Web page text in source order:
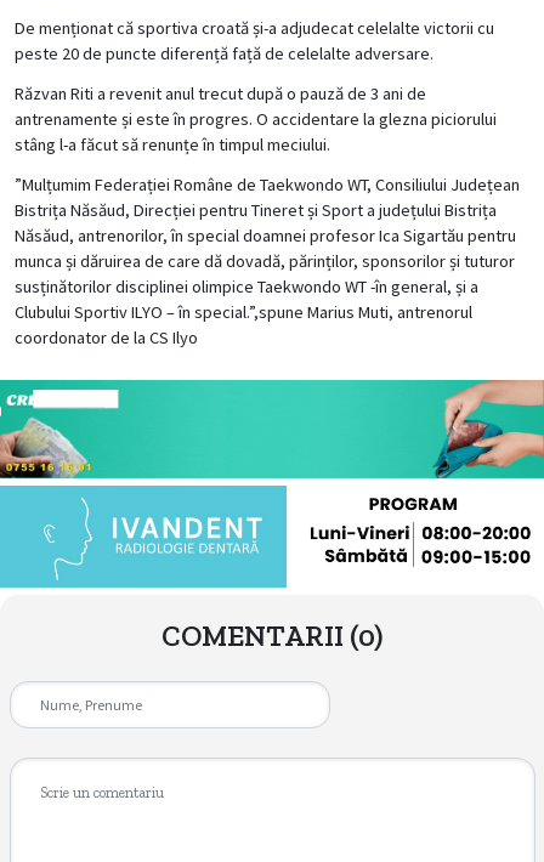
De menționat că sportiva croată și-a adjudecat celelalte victorii cu
peste 20 de puncte diferență față de celelalte adversare.
Răzvan Riti a revenit anul trecut după o pauză de 3 ani de
antrenamente și este în progres. O accidentare la glezna piciorului
stâng l-a făcut să renunțe în timpul meciului.
”Mulțumim Federației Române de Taekwondo WT, Consiliului Județean
Bistrița Năsăud, Direcției pentru Tineret și Sport a județului Bistrița
Năsăud, antrenorilor, în special doamnei profesor Ica Sigartău pentru
munca și dăruirea de care dă dovadă, părinților, sponsorilor și tuturor
susținătorilor disciplinei olimpice Taekwondo WT -în general, și a
Clubului Sportiv ILYO – în special.”,spune Marius Muti, antrenorul
coordonator de la CS Ilyo
COMENTARII (0)